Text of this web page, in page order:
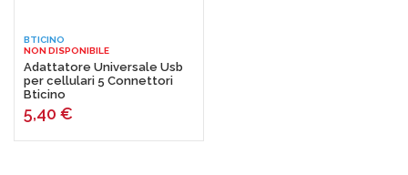
BTICINO
NON DISPONIBILE
Adattatore Universale Usb
per cellulari 5 Connettori
Bticino
5,40 €